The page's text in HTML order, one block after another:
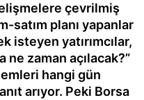
çevrilmiş
satım planı yapanlar
isteyen yatırımcılar,
ne zaman açılacak?”
hangi gün
arıyor. Peki Borsa